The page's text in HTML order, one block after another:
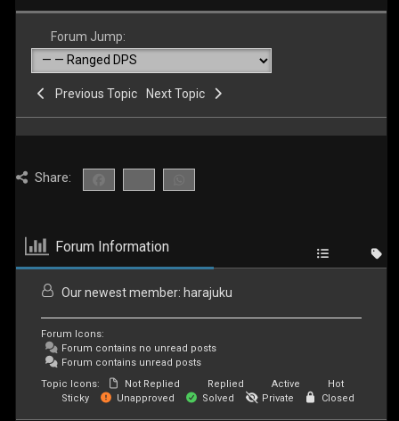
Forum Jump:
Previous Topic Next Topic
Share:
Forum Information
Our newest member: harajuku
Forum Icons:
Forum contains no unread posts
Forum contains unread posts
Topic Icons:
Not Replied Replied Active
Hot
Sticky
Unapproved Solved Private Closed